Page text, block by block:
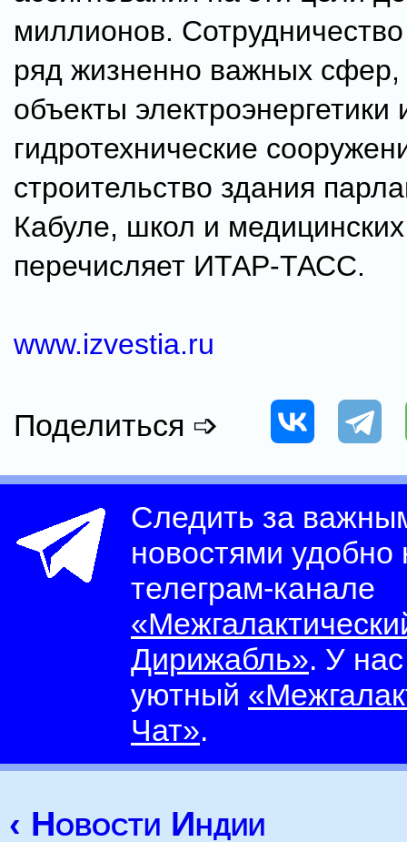
миллионов.
ряд жизненно важных сфер,
объекты электроэнергетики
гидротехнические
строительство здания
Кабуле, школ и
перечисляет ИТАР-ТАСС.
www.izvestia.ru
Поделиться ➩
Следить за
новостями
телеграм-канале
Дирижабль». У
уютный
Чат».
‹ Новости Индии